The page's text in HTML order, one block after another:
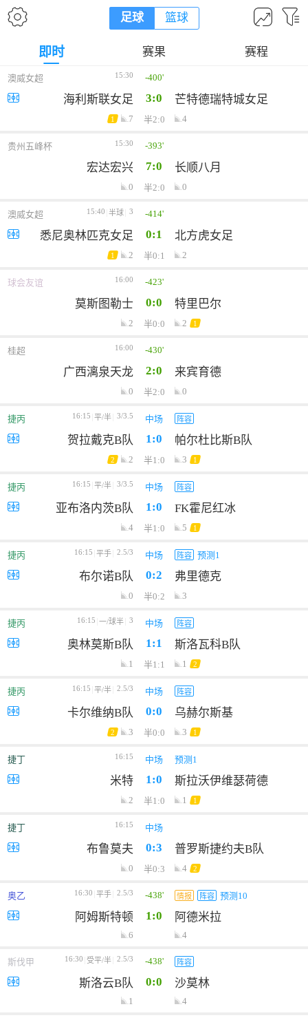
足球 篮球
即时 赛果 赛程
澳威女超 15:30 -400'
海利斯联女足 3:0 芒特德瑞特城女足
1 7 半2:0 4
贵州五峰杯 15:30 -393'
宏达宏兴 7:0 长顺八月
0 半2:0 0
澳威女超 15:40 半球 3 -414'
悉尼奥林匹克女足 0:1 北方虎女足
1 2 半0:1 2
球会友谊 16:00 -423'
莫斯图勒士 0:0 特里巴尔
2 半0:0 2 1
桂超 16:00 -430'
广西漓泉天龙 2:0 来宾育德
0 半2:0 0
捷丙 16:15 平/半 3/3.5 中场 阵容
贺拉戴克B队 1:0 帕尔杜比斯B队
2 2 半1:0 3 1
捷丙 16:15 平/半 3/3.5 中场 阵容
亚布洛内茨B队 1:0 FK霍尼红冰
4 半1:0 5 1
捷丙 16:15 平手 2.5/3 中场 阵容 预测1
布尔诺B队 0:2 弗里德克
0 半0:2 3
捷丙 16:15 一/球半 3 中场 阵容
奥林莫斯B队 1:1 斯洛瓦科B队
1 半1:1 1 2
捷丙 16:15 平/半 2.5/3 中场 阵容
卡尔维纳B队 0:0 乌赫尔斯基
2 3 半0:0 3 1
捷丁 16:15 中场 预测1
米特 1:0 斯拉沃伊维瑟荷德
2 半1:0 1 1
捷丁 16:15 中场
布鲁莫夫 0:3 普罗斯捷约夫B队
0 半0:3 4 2
奥乙 16:30 平手 2.5/3 -438' 情报 阵容 预测10
阿姆斯特顿 1:0 阿德米拉
6 4
斯伐甲 16:30 受平/半 2.5/3 -438' 阵容
斯洛云B队 0:0 沙莫林
1 4